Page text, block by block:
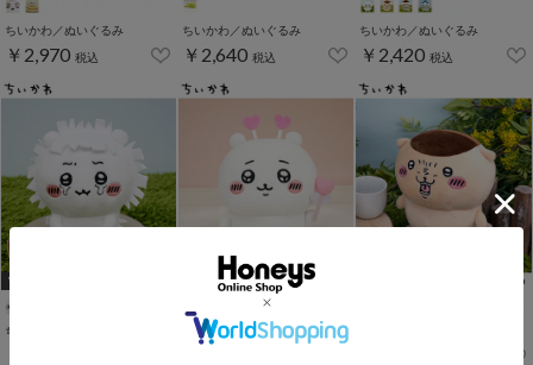
ちいかわ／ぬいぐるみ
￥2,970 税込
ちいかわ／ぬいぐるみ
￥2,640 税込
ちいかわ／ぬいぐるみ
￥2,420 税込
WEB限定アイテム
ちいかわ／ぬいぐるみ
WEB限定アイテム
ちいかわ／ぬいぐるみ